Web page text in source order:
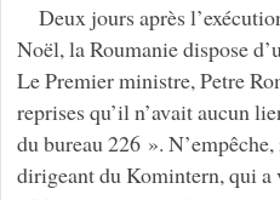
Deux jours après
Noël, la Roumanie dispose
Le Premier ministre, Petre
reprises qu’il n’avait aucun
du bureau 226 ».
dirigeant du Komintern, qui a